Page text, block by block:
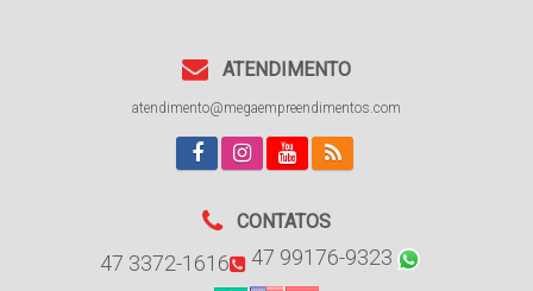
ATENDIMENTO
atendimento@megaempreendimentos.com
CONTATOS
47 3372-1616 47 99176-9323